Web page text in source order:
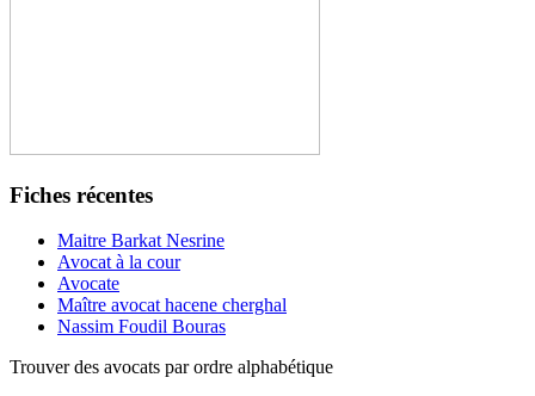
Fiches récentes
Maitre Barkat Nesrine
Avocat à la cour
Avocate
Maître avocat hacene cherghal
Nassim Foudil Bouras
Trouver des avocats par ordre alphabétique